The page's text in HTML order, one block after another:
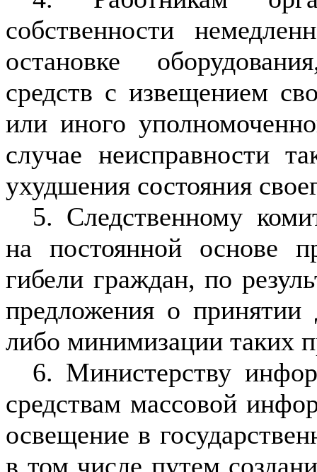
собственности
остановке
средств с извещением
или иного
случае неисправности
ухудшения состояния
5. Следственному
на постоянной основе
гибели граждан, по
предложения о
либо минимизации таких
6. Министерству
средствам массовой
освещение в
в том числе путем